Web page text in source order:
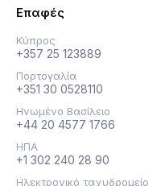
Επαφές
Κύπρος
+357 25 123889
Πορτογαλία
+351 30 0528110
Ηνωμένο Βασίλειο
+44 20 4577 1766
ΗΠΑ
+1 302 240 28 90
Ηλεκτρονικό ταχυδρομείο